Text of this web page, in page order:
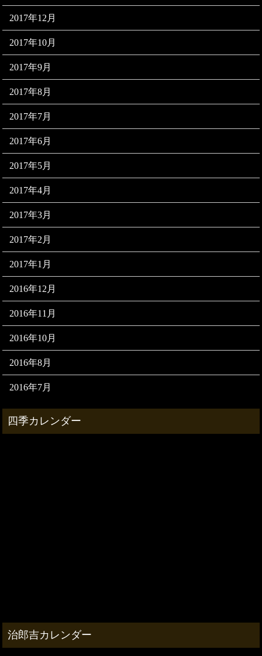
2017年12月
2017年10月
2017年9月
2017年8月
2017年7月
2017年6月
2017年5月
2017年4月
2017年3月
2017年2月
2017年1月
2016年12月
2016年11月
2016年10月
2016年8月
2016年7月